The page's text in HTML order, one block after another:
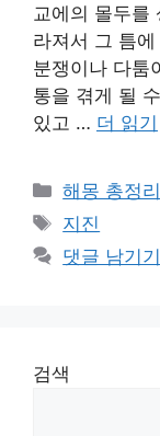
교에의 몰두를
라져서 그 틈
분쟁이나 다툼
통을 겪게 될
있고 … 더 읽기
카
테
리
해몽 총정리
태
그
지진
댓글 남기기
검색